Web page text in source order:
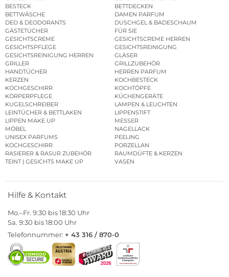
BESTECK
BETTDECKEN
BETTWÄSCHE
DAMEN PARFUM
DEO & DEODORANTS
DUSCHGEL & BADESCHAUM
GÄSTETÜCHER
FÜR SIE
GESICHTSCREME
GESICHTSCREME HERREN
GESICHTSPFLEGE
GESICHTSREINIGUNG
GESICHTSREINIGUNG HERREN
GLÄSER
GRILLER
GRILLZUBEHÖR
HANDTÜCHER
HERREN PARFUM
KERZEN
KOCHBESTECK
KOCHGESCHIRR
KOCHTÖPFE
KÖRPERPFLEGE
KÜCHENGERÄTE
KUGELSCHREIBER
LAMPEN & LEUCHTEN
LEINTÜCHER & BETTLAKEN
LIPPENSTIFT
LIPPEN MAKE UP
MESSER
MÖBEL
NAGELLACK
UNISEX PARFUMS
PEELING
KOCHGESCHIRR
PORZELLAN
RASIERER & RASUR ZUBEHÖR
RAUMDÜFTE & KERZEN
TEINT | GESICHTS MAKE UP
VASEN
Hilfe & Kontakt
Mo.–Fr. 9:30 bis 18:30 Uhr
Sa. 9:30 bis 18:00 Uhr
Telefonnummer: + 43 316 / 870-0